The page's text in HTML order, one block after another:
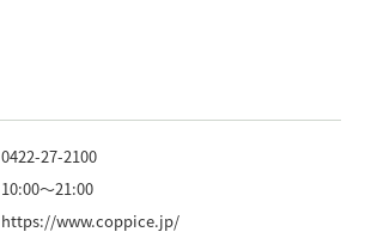
0422-27-2100
10:00〜21:00
https://www.coppice.jp/